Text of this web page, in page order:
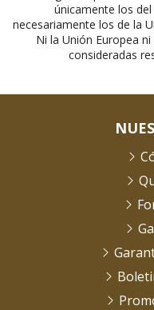
únicamente los
necesariamente los de la
Ni la Unión Europea
consideradas